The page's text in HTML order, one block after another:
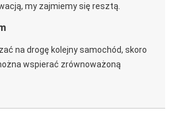
my zajmiemy się resztą.
na drogę kolejny samochód, skoro
wspierać zrównoważoną